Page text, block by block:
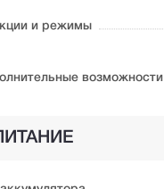
и режимы
возможности
ПИТАНИЕ